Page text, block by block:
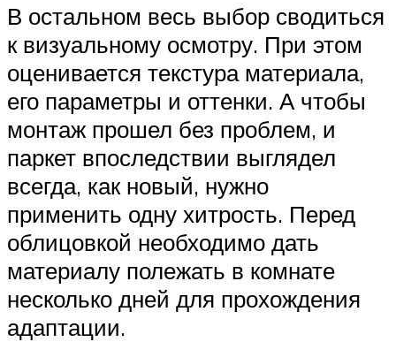
В остальном весь выбор сводиться
к визуальному осмотру. При этом
оценивается текстура материала,
его параметры и оттенки. А чтобы
монтаж прошел без проблем, и
паркет впоследствии выглядел
всегда, как новый, нужно
применить одну хитрость. Перед
облицовкой необходимо дать
материалу полежать в комнате
несколько дней для прохождения
адаптации.